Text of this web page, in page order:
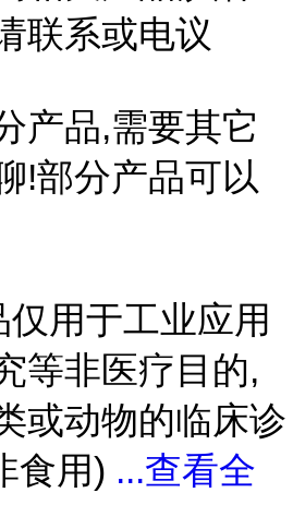
联系或电议
产品,需要其它
!部分产品可以
用于工业应用
等非医疗目的,
或动物的临床诊
食用) ...查看全